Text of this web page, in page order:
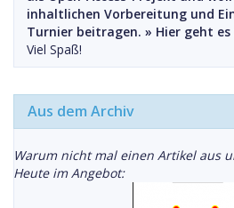
inhaltlichen Vorbereitung und
Turnier beitragen. » Hier geht
Viel Spaß!
Aus dem Archiv
Warum nicht mal einen Artikel aus
Heute im Angebot: